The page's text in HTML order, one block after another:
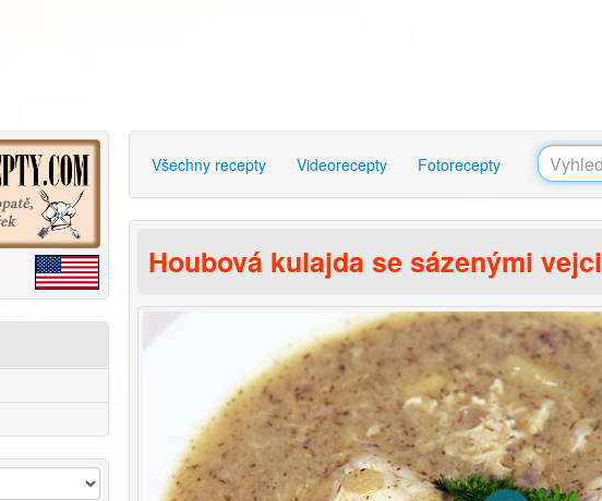
Všechny recepty Videorecepty Fotorecepty
Houbová kulajda se sázenými vejci